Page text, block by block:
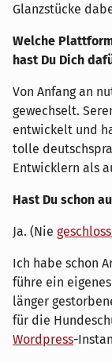
Glanzstücke
Welche
hast Du Dich
Von Anfang an
gewechselt.
entwickelt und
tolle
Entwicklern als
Hast Du schon
Ja. (Nie
Ich habe schon
führe ein eigenes
länger
für die
Wordpress-